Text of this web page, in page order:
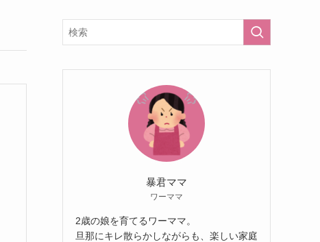
暴君ママ
ワーママ
2歳の娘を育てるワーママ。
旦那にキレ散らかしながらも、楽しい家庭